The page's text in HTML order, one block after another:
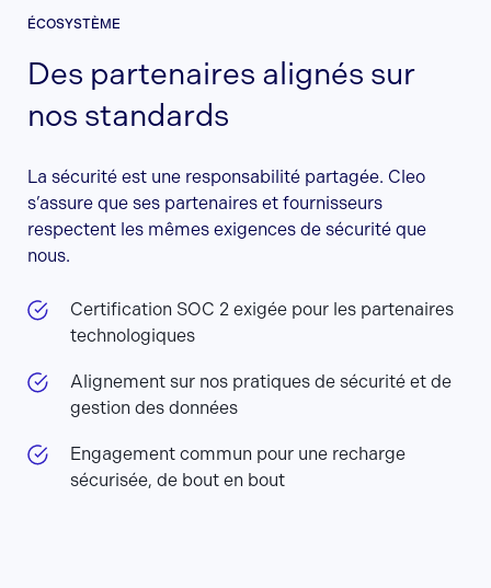
ÉCOSYSTÈME
Des partenaires alignés sur
nos standards
La sécurité est une responsabilité partagée. Cleo
s’assure que ses partenaires et fournisseurs
respectent les mêmes exigences de sécurité que
nous.
Certification SOC 2 exigée pour les partenaires
technologiques
Alignement sur nos pratiques de sécurité et de
gestion des données
Engagement commun pour une recharge
sécurisée, de bout en bout